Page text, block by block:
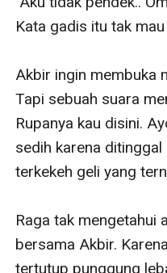
Kata gadis itu tak mau
Akbir ingin membuka
Tapi sebuah suara
Rupanya kau disini.
sedih karena ditinggal
terkekeh geli yang
Raga tak mengetahui
bersama Akbir.
tertutup punggung